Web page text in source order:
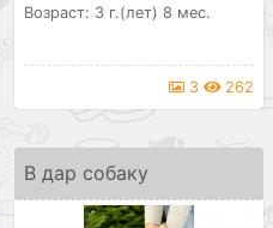
Возраст: 3 г.(лет) 8 мес.
3 262
В дар собаку